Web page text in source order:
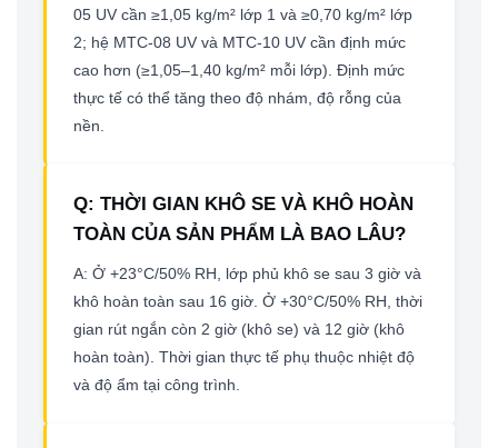
05 UV cần ≥1,05 kg/m² lớp 1 và ≥0,70 kg/m² lớp
2; hệ MTC-08 UV và MTC-10 UV cần định mức
cao hơn (≥1,05–1,40 kg/m² mỗi lớp). Định mức
thực tế có thể tăng theo độ nhám, độ rỗng của
nền.
Q: THỜI GIAN KHÔ SE VÀ KHÔ HOÀN
TOÀN CỦA SẢN PHẨM LÀ BAO LÂU?
A: Ở +23°C/50% RH, lớp phủ khô se sau 3 giờ và
khô hoàn toàn sau 16 giờ. Ở +30°C/50% RH, thời
gian rút ngắn còn 2 giờ (khô se) và 12 giờ (khô
hoàn toàn). Thời gian thực tế phụ thuộc nhiệt độ
và độ ẩm tại công trình.